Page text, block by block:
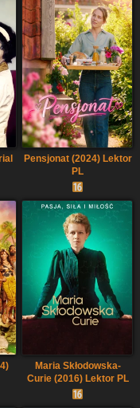
Pensjonat (2024) Lektor
PL
Maria Skłodowska-
Curie (2016) Lektor PL